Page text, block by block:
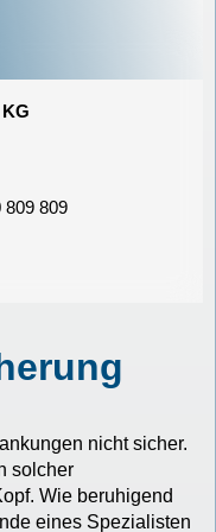
809 809
nicht sicher.
solcher
Wie beruhigend
eines Spezialisten